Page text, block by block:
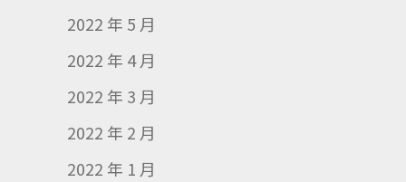
2022 年 5 月
2022 年 4 月
2022 年 3 月
2022 年 2 月
2022 年 1 月